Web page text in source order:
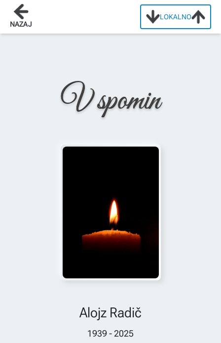
LOKALNO
NAZAJ
Domov
V spomin
Alojz Radič
1939 - 2025